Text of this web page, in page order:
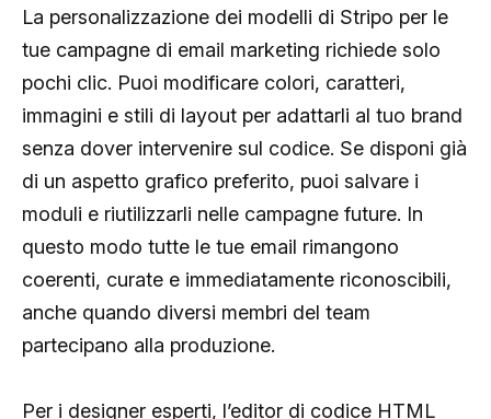
La personalizzazione dei modelli di Stripo per le
tue campagne di email marketing richiede solo
pochi clic. Puoi modificare colori, caratteri,
immagini e stili di layout per adattarli al tuo brand
senza dover intervenire sul codice. Se disponi già
di un aspetto grafico preferito, puoi salvare i
moduli e riutilizzarli nelle campagne future. In
questo modo tutte le tue email rimangono
coerenti, curate e immediatamente riconoscibili,
anche quando diversi membri del team
partecipano alla produzione.
Per i designer esperti, l’editor di codice HTML